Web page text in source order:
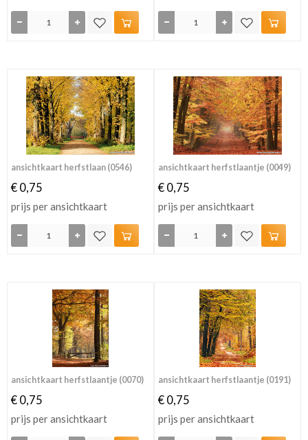
ansichtkaart herfstlaan (0546)
€ 0,75
prijs per ansichtkaart
ansichtkaart herfstlaantje (0049)
€ 0,75
prijs per ansichtkaart
ansichtkaart herfstlaantje (0070)
€ 0,75
prijs per ansichtkaart
ansichtkaart herfstlaantje (0191)
€ 0,75
prijs per ansichtkaart